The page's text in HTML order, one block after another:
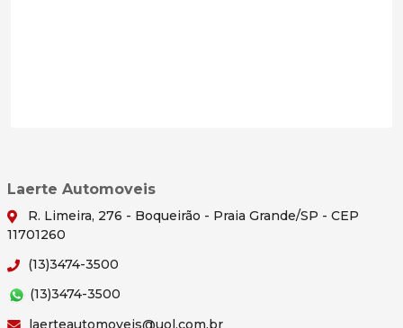
Laerte Automoveis
R. Limeira, 276 - Boqueirão - Praia Grande/SP - CEP
11701260
(13)3474-3500
(13)3474-3500
laerteautomoveis@uol.com.br